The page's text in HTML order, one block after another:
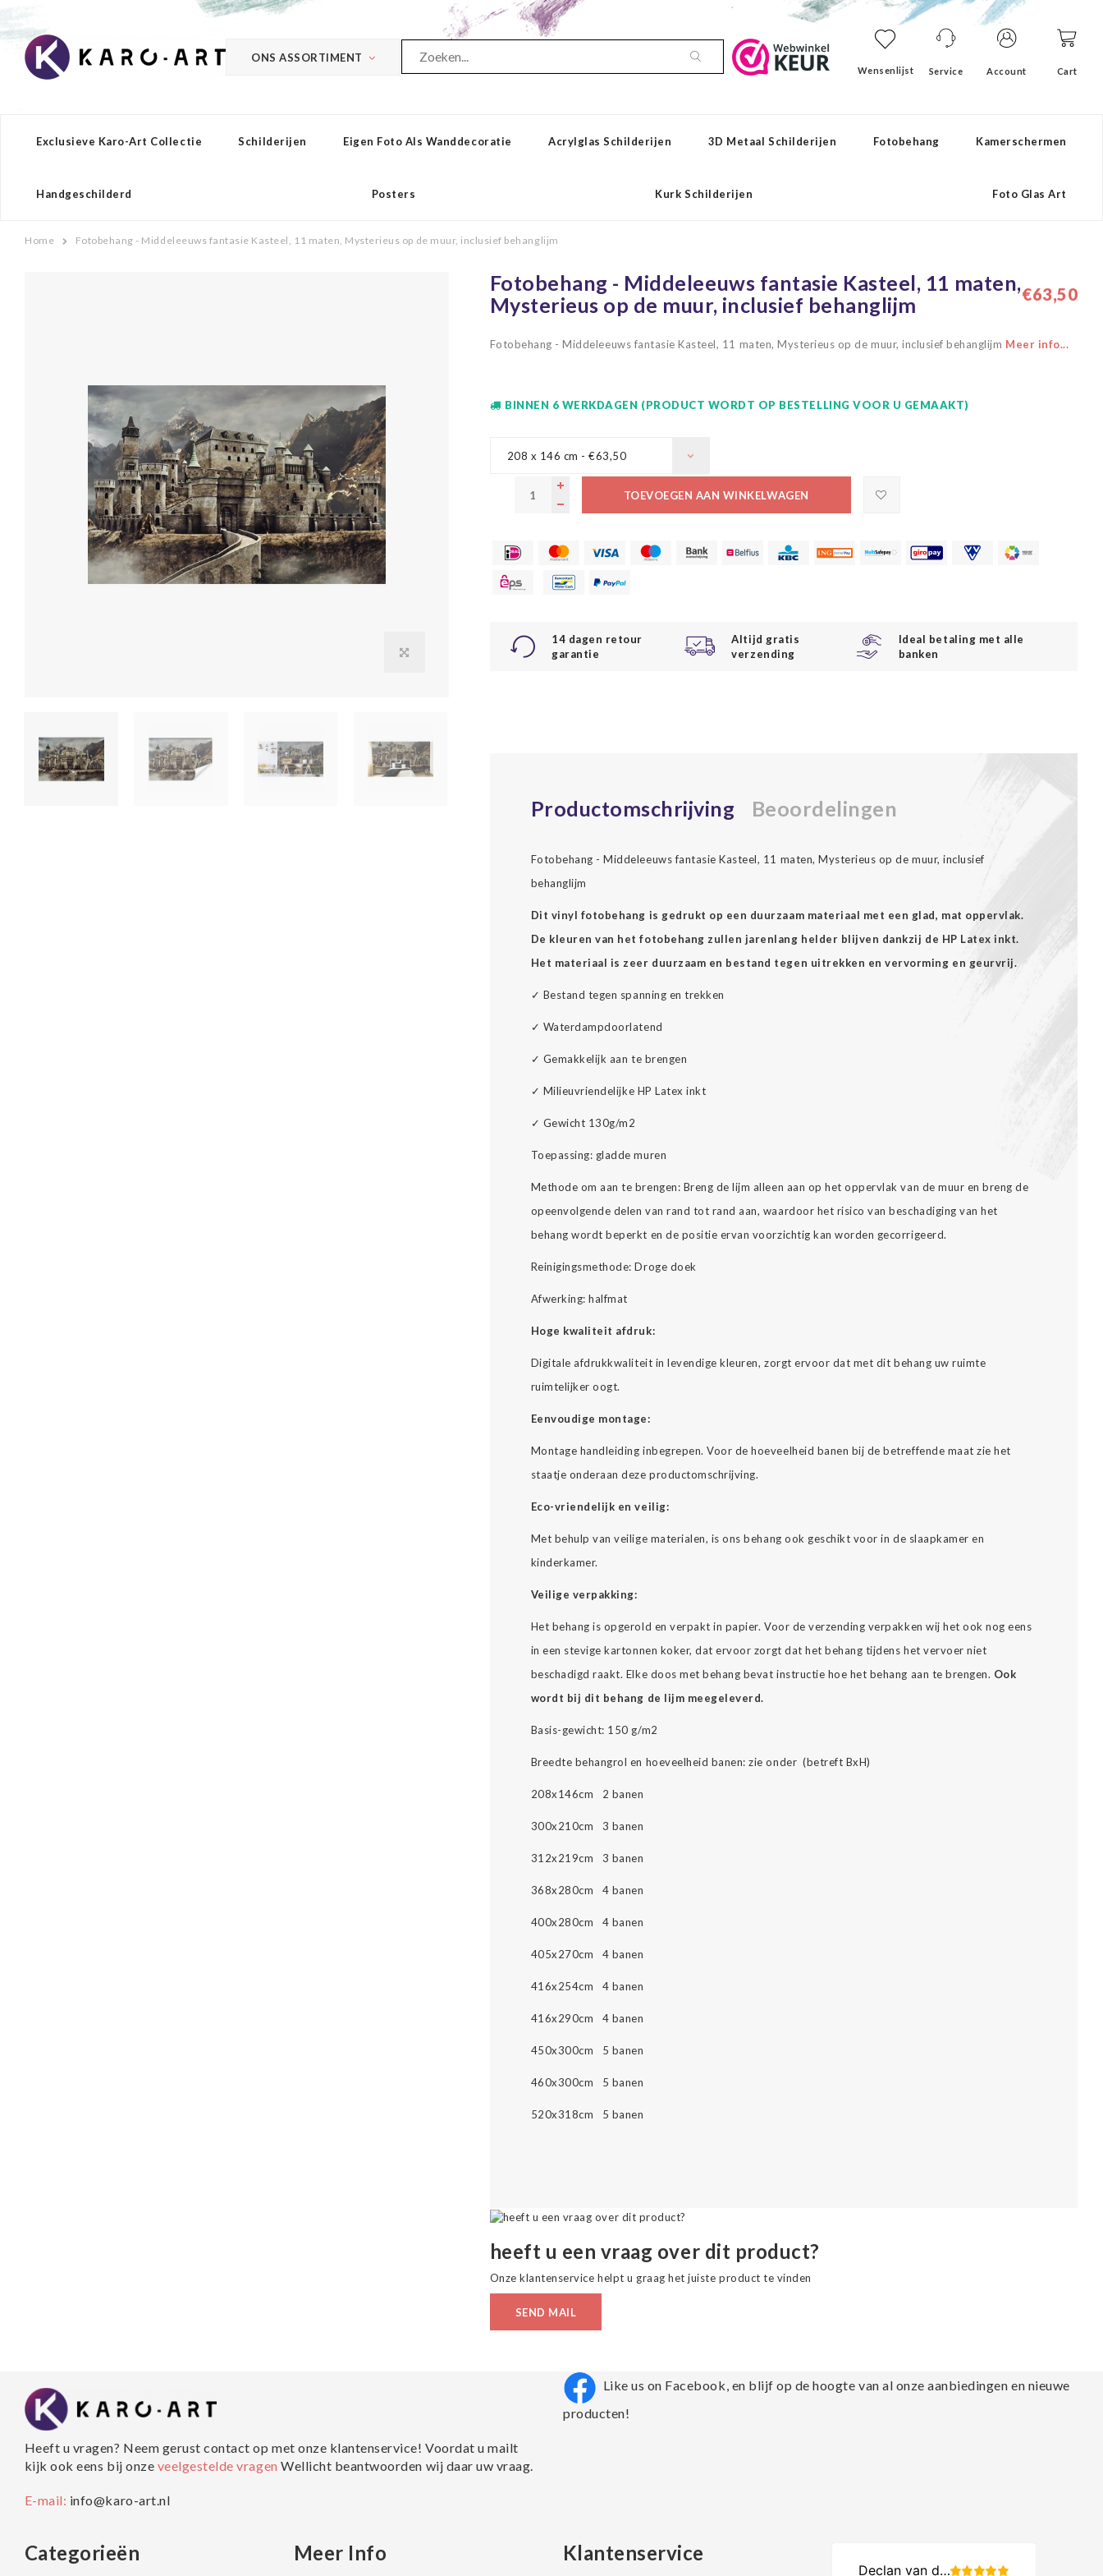
ONS ASSORTIMENT
Wensenlijst Service Account Cart
Exclusieve Karo-Art Collectie Schilderijen Eigen Foto Als Wanddecoratie Acrylglas Schilderijen 3D Metaal Schilderijen Fotobehang Kamerschermen
Handgeschilderd Posters Kurk Schilderijen Foto Glas Art
Home Fotobehang - Middeleeuws fantasie Kasteel, 11 maten, Mysterieus op de muur, inclusief behanglijm
Fotobehang - Middeleeuws fantasie Kasteel, 11 maten,
Mysterieus op de muur, inclusief behanglijm
€63,50
Fotobehang - Middeleeuws fantasie Kasteel, 11 maten, Mysterieus op de muur, inclusief behanglijm Meer info...
BINNEN 6 WERKDAGEN (PRODUCT WORDT OP BESTELLING VOOR U GEMAAKT)
208 x 146 cm - €63,50
TOEVOEGEN AAN WINKELWAGEN
14 dagen retour
garantie
Altijd gratis
verzending
Ideal betaling met alle
banken
Productomschrijving Beoordelingen
Fotobehang - Middeleeuws fantasie Kasteel, 11 maten, Mysterieus op de muur, inclusief
behanglijm
Dit vinyl fotobehang is gedrukt op een duurzaam materiaal met een glad, mat oppervlak.
De kleuren van het fotobehang zullen jarenlang helder blijven dankzij de HP Latex inkt.
Het materiaal is zeer duurzaam en bestand tegen uitrekken en vervorming en geurvrij.
✓ Bestand tegen spanning en trekken
✓ Waterdampdoorlatend
✓ Gemakkelijk aan te brengen
✓ Milieuvriendelijke HP Latex inkt
✓ Gewicht 130g/m2
Toepassing: gladde muren
Methode om aan te brengen: Breng de lijm alleen aan op het oppervlak van de muur en breng de
opeenvolgende delen van rand tot rand aan, waardoor het risico van beschadiging van het
behang wordt beperkt en de positie ervan voorzichtig kan worden gecorrigeerd.
Reinigingsmethode: Droge doek
Afwerking: halfmat
Hoge kwaliteit afdruk:
Digitale afdrukkwaliteit in levendige kleuren, zorgt ervoor dat met dit behang uw ruimte
ruimtelijker oogt.
Eenvoudige montage:
Montage handleiding inbegrepen. Voor de hoeveelheid banen bij de betreffende maat zie het
staatje onderaan deze productomschrijving.
Eco-vriendelijk en veilig:
Met behulp van veilige materialen, is ons behang ook geschikt voor in de slaapkamer en
kinderkamer.
Veilige verpakking:
Het behang is opgerold en verpakt in papier. Voor de verzending verpakken wij het ook nog eens
in een stevige kartonnen koker, dat ervoor zorgt dat het behang tijdens het vervoer niet
beschadigd raakt. Elke doos met behang bevat instructie hoe het behang aan te brengen. Ook
wordt bij dit behang de lijm meegeleverd.
Basis-gewicht: 150 g/m2
Breedte behangrol en hoeveelheid banen: zie onder (betreft BxH)
208x146cm 2 banen
300x210cm 3 banen
312x219cm 3 banen
368x280cm 4 banen
400x280cm 4 banen
405x270cm 4 banen
416x254cm 4 banen
416x290cm 4 banen
450x300cm 5 banen
460x300cm 5 banen
520x318cm 5 banen
heeft u een vraag over dit product?
Onze klantenservice helpt u graag het juiste product te vinden
SEND MAIL
Heeft u vragen? Neem gerust contact op met onze klantenservice! Voordat u mailt
kijk ook eens bij onze veelgestelde vragenWellicht beantwoorden wij daar uw vraag.
E-mail: info@karo-art.nl
Like us on Facebook, en blijf op de hoogte van al onze aanbiedingen en nieuwe
producten!
Categorieën Meer Info Klantenservice